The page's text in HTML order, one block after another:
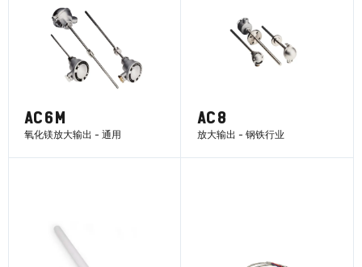
AC6M
氧化镁放大输出 - 通用
AC8
放大输出 - 钢铁行业